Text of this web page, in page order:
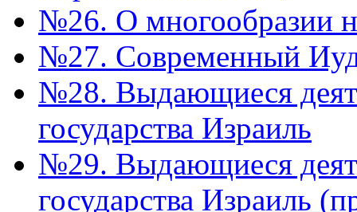
№26. О многообразии
№27. Современный
№28. Выдающиеся
государства Израиль
№29. Выдающиеся
государства Израиль